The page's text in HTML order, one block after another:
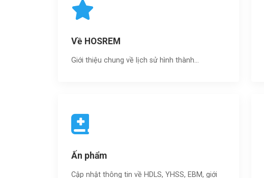
Về HOSREM
Giới thiệu chung về lịch sử hình thành...
Ấn phẩm
Cập nhật thông tin về HDLS, YHSS, EBM, giới